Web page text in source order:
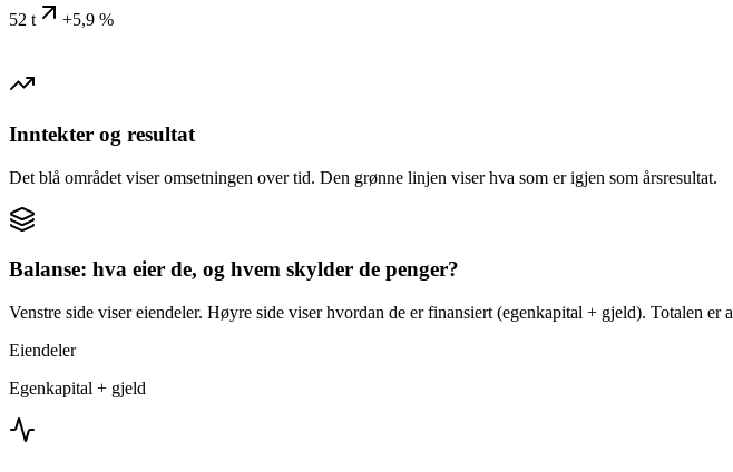
52 t
+5,9 %
Inntekter og resultat
Det blå området viser omsetningen over tid. Den grønne linjen viser hva som er igjen som årsresultat.
Balanse: hva eier de, og hvem skylder de penger?
Venstre side viser eiendeler. Høyre side viser hvordan de er finansiert (egenkapital + gjeld). Totalen er
Eiendeler
Egenkapital + gjeld